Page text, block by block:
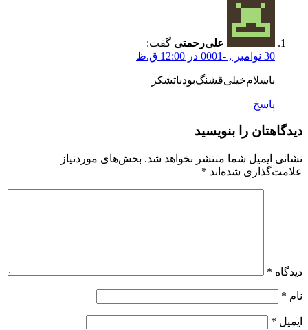
علی‌رحمتی گفت:
30 نوامبر , -0001 در 12:00 ق.ظ
باسلام‌خیلی‌قشنگ‌بودباتشکر
پاسخ
دیدگاهتان را بنویسید
نشانی ایمیل شما منتشر نخواهد شد. بخش‌های موردنیاز
علامت‌گذاری شده‌اند *
دیدگاه *
نام *
ایمیل *